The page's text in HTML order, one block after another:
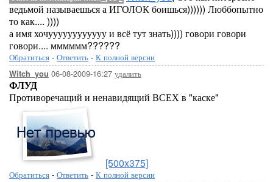
ведьмой называешься а ИГОЛОК боишься)))))) Люббопытно
то как.... ))))
а имя хочуууууууууууу и всё тут знать)))) говори говори
говори.... мммммм??????
Обратиться - Ответить - К полной версии
Witch_you 06-08-2009-16:27 удалить
ФЛУД
Противоречащий и ненавидящий ВСЕХ в "каске"
[500x375]
Обратиться - Ответить - К полной версии